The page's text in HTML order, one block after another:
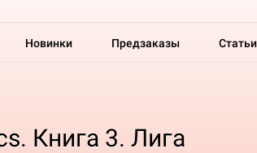
Новинки Предзаказы Статьи
Книга 3. Лига